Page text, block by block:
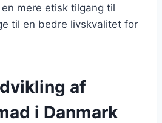
mere etisk tilgang til
til en bedre livskvalitet for
af
i Danmark